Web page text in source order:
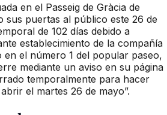
en el Passeig de Gràcia de
sus puertas al público este 26 de
de 102 días debido a
establecimiento de la compañía
en el número 1 del popular paseo,
mediante un aviso en su página
temporalmente para hacer
el martes 26 de mayo”.